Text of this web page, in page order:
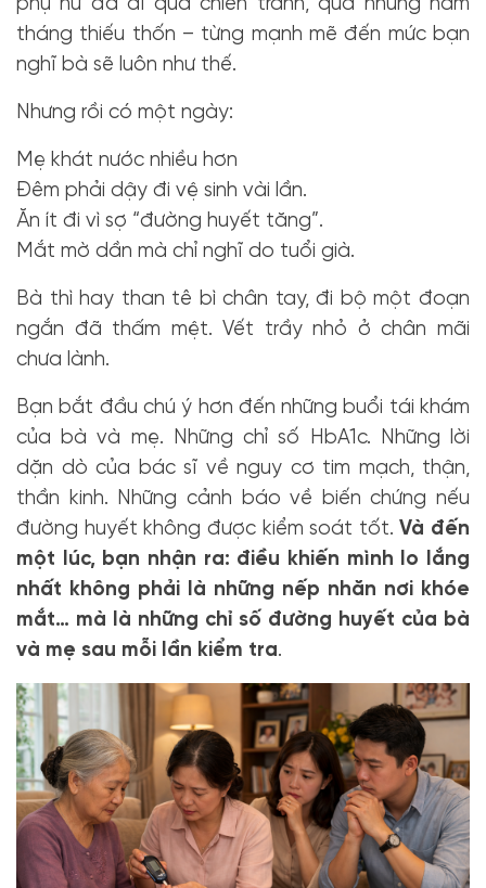
phụ nữ đã đi qua chiến tranh, qua những năm
tháng thiếu thốn – từng mạnh mẽ đến mức bạn
nghĩ bà sẽ luôn như thế.
Nhưng rồi có một ngày:
Mẹ khát nước nhiều hơn
Đêm phải dậy đi vệ sinh vài lần.
Ăn ít đi vì sợ “đường huyết tăng”.
Mắt mờ dần mà chỉ nghĩ do tuổi già.
Bà thì hay than tê bì chân tay, đi bộ một đoạn
ngắn đã thấm mệt. Vết trầy nhỏ ở chân mãi
chưa lành.
Bạn bắt đầu chú ý hơn đến những buổi tái khám
của bà và mẹ. Những chỉ số HbA1c. Những lời
dặn dò của bác sĩ về nguy cơ tim mạch, thận,
thần kinh. Những cảnh báo về biến chứng nếu
đường huyết không được kiểm soát tốt.Và đến
một lúc, bạn nhận ra: điều khiến mình lo lắng
nhất không phải là những nếp nhăn nơi khóe
mắt… mà là những chỉ số đường huyết của bà
và mẹ sau mỗi lần kiểm tra.